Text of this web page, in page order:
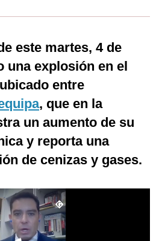
este martes, 4 de
una explosión en el
entre
, que en la
un aumento de su
y reporta una
de cenizas y gases.